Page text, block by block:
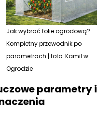
Jak wybrać folie ogrodową?
Kompletny przewodnik po
parametrach | foto. Kamil w
Ogrodzie
parametry i